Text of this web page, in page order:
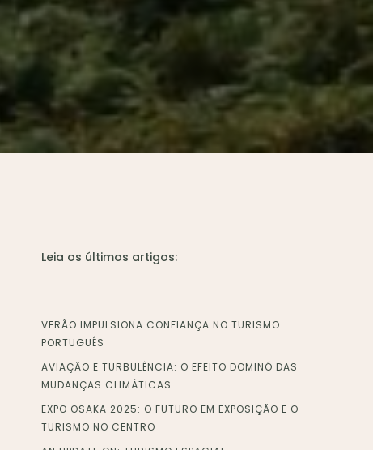
Leia os últimos artigos:
VERÃO IMPULSIONA CONFIANÇA NO TURISMO
PORTUGUÊS
AVIAÇÃO E TURBULÊNCIA: O EFEITO DOMINÓ DAS
MUDANÇAS CLIMÁTICAS
EXPO OSAKA 2025: O FUTURO EM EXPOSIÇÃO E O
TURISMO NO CENTRO